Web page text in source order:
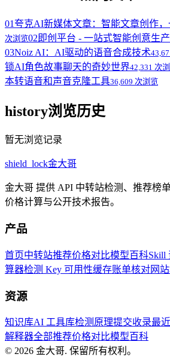
01夸克AI新媒体文章：智能文章创作
次浏览02 即创平台 - 一站式智能创意生
03Noiz AI：AI驱动的语音合成技术
锁AI角色故事聊天的奇妙世界42,331 次
本转语音和声音克隆工具36,609 次浏览
history浏览历史
暂无浏览记录
shield_lock金大哥
金大哥 提供 API 中转站检测、推荐榜
价格计算与公开技术报告。
产品
首页中转站推荐价格对比模型百科Skill
算器检测 Key 可用性缓存账单核对网
资源
知识库AI 工具库检测原理提交收录最
解释器全部推荐价格对比模型百科
© 2026 金大哥. 保留所有权利。